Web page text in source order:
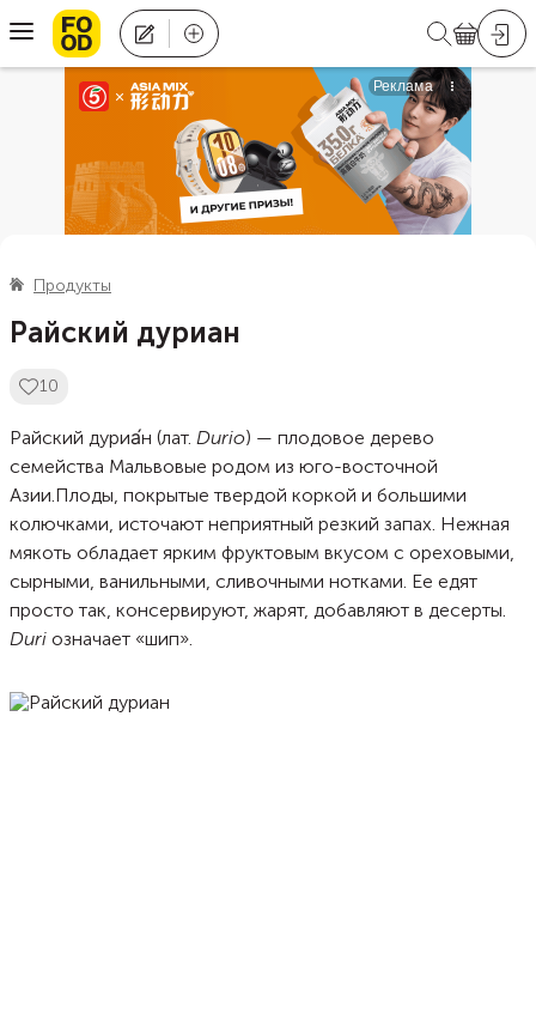
Продукты
Райский дуриан
10
Райский дуриа́н (лат. Durio) — плодовое дерево
семейства Мальвовые родом из юго-восточной
Азии.Плоды, покрытые твердой коркой и большими
колючками, источают неприятный резкий запах. Нежная
мякоть обладает ярким фруктовым вкусом с ореховыми,
сырными, ванильными, сливочными нотками. Ее едят
просто так, консервируют, жарят, добавляют в десерты.
Duri означает «шип».